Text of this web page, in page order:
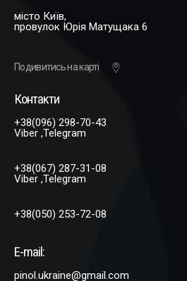
місто Київ,
провулок Юрія Матущака 6
Подивитись на карті
Контакти
+38(096) 298-70-43
Viber ,Telegram
+38(067) 287-31-08
Viber ,Telegram
+38(050) 253-72-08
E-mail:
pinol.ukraine@gmail.com